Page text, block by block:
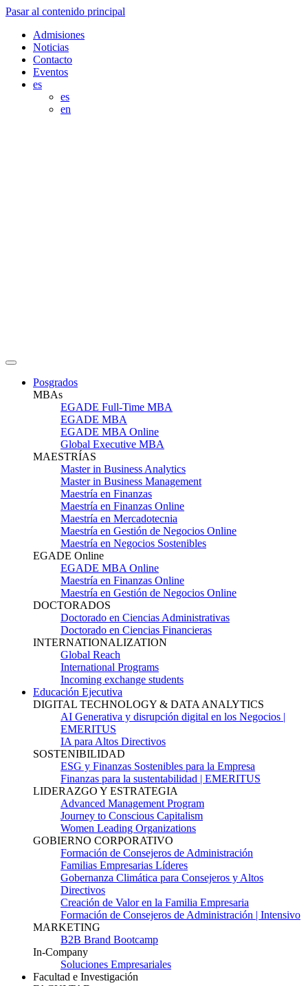
Pasar al contenido principal
Admisiones
Noticias
Contacto
Eventos
es
es
en
Posgrados
MBAs
EGADE Full-Time MBA
EGADE MBA
EGADE MBA Online
Global Executive MBA
MAESTRÍAS
Master in Business Analytics
Master in Business Management
Maestría en Finanzas
Maestría en Finanzas Online
Maestría en Mercadotecnia
Maestría en Gestión de Negocios Online
Maestría en Negocios Sostenibles
EGADE Online
EGADE MBA Online
Maestría en Finanzas Online
Maestría en Gestión de Negocios Online
DOCTORADOS
Doctorado en Ciencias Administrativas
Doctorado en Ciencias Financieras
INTERNATIONALIZATION
Global Reach
International Programs
Incoming exchange students
Educación Ejecutiva
DIGITAL TECHNOLOGY & DATA ANALYTICS
AI Generativa y disrupción digital en los Negocios |
EMERITUS
IA para Altos Directivos
SOSTENIBILIDAD
ESG y Finanzas Sostenibles para la Empresa
Finanzas para la sustentabilidad | EMERITUS
LIDERAZGO Y ESTRATEGIA
Advanced Management Program
Journey to Conscious Capitalism
Women Leading Organizations
GOBIERNO CORPORATIVO
Formación de Consejeros de Administración
Familias Empresarias Líderes
Gobernanza Climática para Consejeros y Altos
Directivos
Creación de Valor en la Familia Empresaria
Formación de Consejeros de Administración | Intensivo
MARKETING
B2B Brand Bootcamp
In-Company
Soluciones Empresariales
Facultad e Investigación